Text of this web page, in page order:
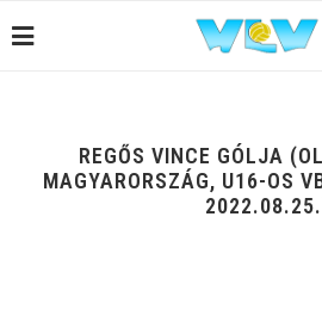
REGŐS VINCE GÓLJA
MAGYARORSZÁG, U16-OS